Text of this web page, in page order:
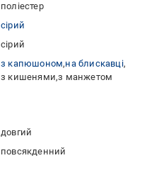
поліестер
сірий
сірий
з капюшоном на блискавці
з кишенями з манжетом
довгий
повсякденний